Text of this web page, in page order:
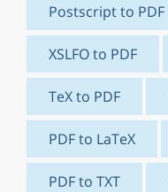
Postscript to PDF
XSLFO to PDF
TeX to PDF
PDF to LaTeX
PDF to TXT